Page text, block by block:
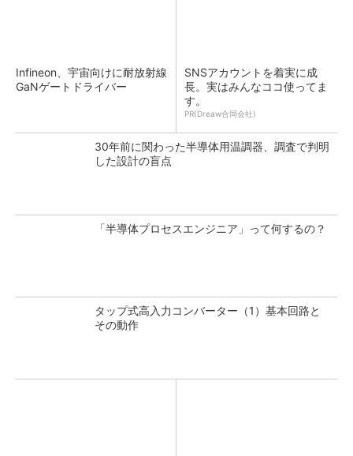
Infineon、宇宙向けに耐放射線
GaNゲートドライバー
SNSアカウントを着実に成
長。実はみんなココ使ってま
す。
PR(Dreaw合同会社)
30年前に関わった半導体用温調器、調査で判明
した設計の盲点
「半導体プロセスエンジニア」って何するの？
タップ式高入力コンバーター（1）基本回路と
その動作